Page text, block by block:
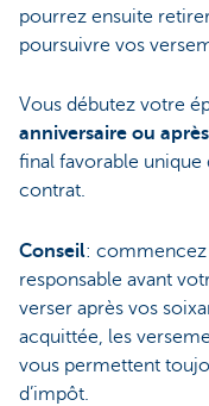
pourrez ensuite
poursuivre vos
Vous débutez votre
anniversaire ou après
final favorable unique
contrat.
Conseil:
responsable avant
verser après vos
acquittée, les
vous permettent
d’impôt.